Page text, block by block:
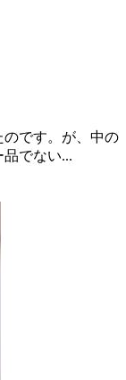
のです。が、中の
でない...